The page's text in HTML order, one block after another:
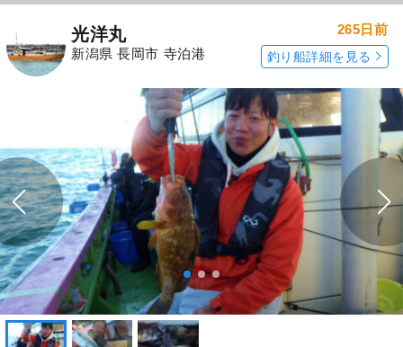
光洋丸
新潟県 長岡市 寺泊港
265日前
釣り船詳細を見る